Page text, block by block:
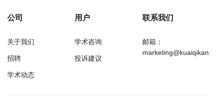
公司
关于我们
招聘
学术动态
用户
学术咨询
投诉建议
联系我们
邮箱：